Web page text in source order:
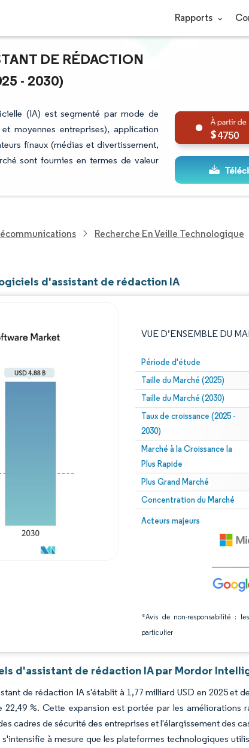
Rapports
DE RÉDACTION
- 2030)
(IA) est segmenté par mode de
moyennes entreprises), application
finaux (médias et divertissement,
sont fournies en termes de valeur
4750
Recherche En Veille Technologique
d'assistant de rédaction IA
VUE D’ENSEMBLE DU
Période d'étude
Taille du Marché (2025)
Taille du Marché (2030)
Taux de croissance (2025 -
2030)
Marché à la Croissance la
Plus Rapide
Plus Grand Marché
Concentration du Marché
Acteurs majeurs
*Avis de non-responsabilité :
particulier
Image © Mordor Intelligence. La
© Mordor Intelligence. La réutilisation nécessite une attribution sous CC BY 4.0.
d'assistant de rédaction IA par Mordor
de rédaction IA s'établit à 1,77 milliard USD en 2025 et
%. Cette expansion est portée par les améliorations
cadres de sécurité des entreprises et l'élargissement des
à mesure que les plateformes technologiques